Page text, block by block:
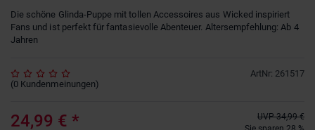
Die schöne Glinda-Puppe mit tollen Accessoires aus Wicked inspiriert
Fans und ist perfekt für fantasievolle Abenteuer. Altersempfehlung: Ab 4
Jahren
ArtNr: 261517
(0 Kundenmeinungen)
24,99 € * UVP 34,99 €